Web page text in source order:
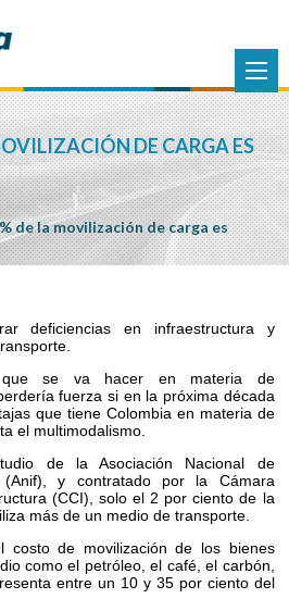
DE CARGA ES
de la movilización de carga es
deficiencias en infraestructura y
que se va hacer en materia de
fuerza si en la próxima década
que tiene Colombia en materia de
el multimodalismo.
de la Asociación Nacional de
(Anif), y contratado por la Cámara
(CCI), solo el 2 por ciento de la
más de un medio de transporte.
costo de movilización de los bienes
como el petróleo, el café, el carbón,
entre un 10 y 35 por ciento del